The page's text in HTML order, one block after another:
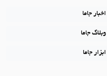
اخبار جاما
وبلاگ جاما
ابزار جاما